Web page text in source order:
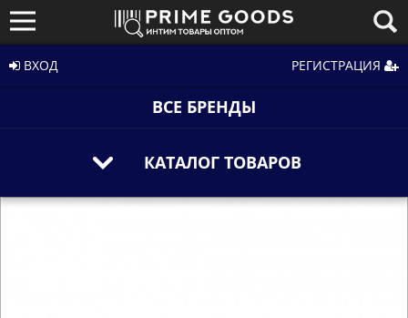
ВХОД РЕГИСТРАЦИЯ
ВСЕ БРЕНДЫ
КАТАЛОГ ТОВАРОВ